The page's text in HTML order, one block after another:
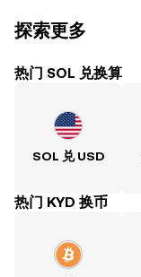
探索更多
热门 SOL 兑换算
SOL 兑 USD
热门 KYD 换币